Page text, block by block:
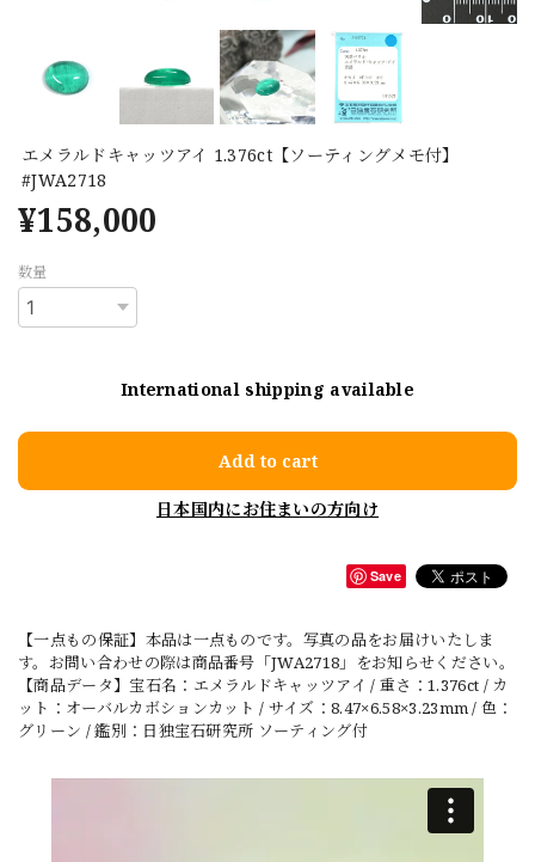
エメラルドキャッツアイ 1.376ct【ソーティングメモ付】
#JWA2718
¥158,000
数量
International shipping available
Add to cart
日本国内にお住まいの方向け
Save
【一点もの保証】本品は一点ものです。写真の品をお届けいたしま
す。お問い合わせの際は商品番号「JWA2718」をお知らせください。
【商品データ】宝石名：エメラルドキャッツアイ / 重さ：1.376ct / カ
ット：オーバルカボションカット / サイズ：8.47×6.58×3.23mm / 色：
グリーン / 鑑別：日独宝石研究所 ソーティング付